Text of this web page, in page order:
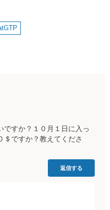
ですか？１０月１日に入っ
＄ですか？教えてくださ
返信する